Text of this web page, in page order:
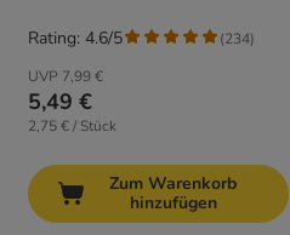
UVP 7,99 €
5,49 €
2,75 € / Stück
Rating: 4.6/5 (234)
Zum Warenkorb
hinzufügen